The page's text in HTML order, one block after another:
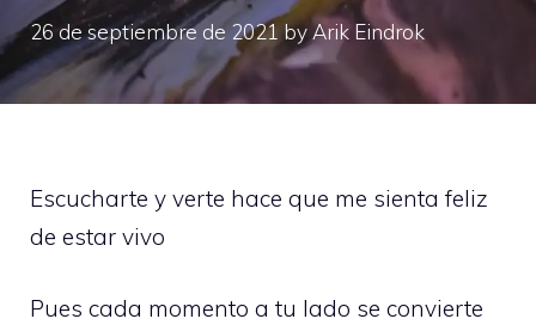
26 de septiembre de 2021by Arik Eindrok
Escucharte y verte hace que me sienta feliz
de estar vivo
Pues cada momento a tu lado se convierte